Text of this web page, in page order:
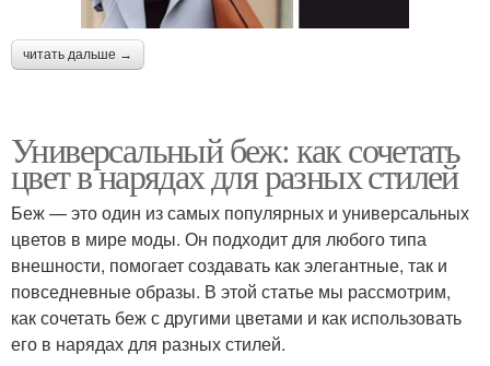
читать дальше →
Универсальный беж: как сочетать
цвет в нарядах для разных стилей
Беж — это один из самых популярных и универсальных
цветов в мире моды. Он подходит для любого типа
внешности, помогает создавать как элегантные, так и
повседневные образы. В этой статье мы рассмотрим,
как сочетать беж с другими цветами и как использовать
его в нарядах для разных стилей.